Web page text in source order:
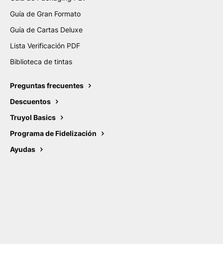
Guía de Gran Formato
Guía de Cartas Deluxe
Lista Verificación PDF
Biblioteca de tintas
Preguntas frecuentes
Descuentos
Truyol Basics
Programa de Fidelización
Ayudas